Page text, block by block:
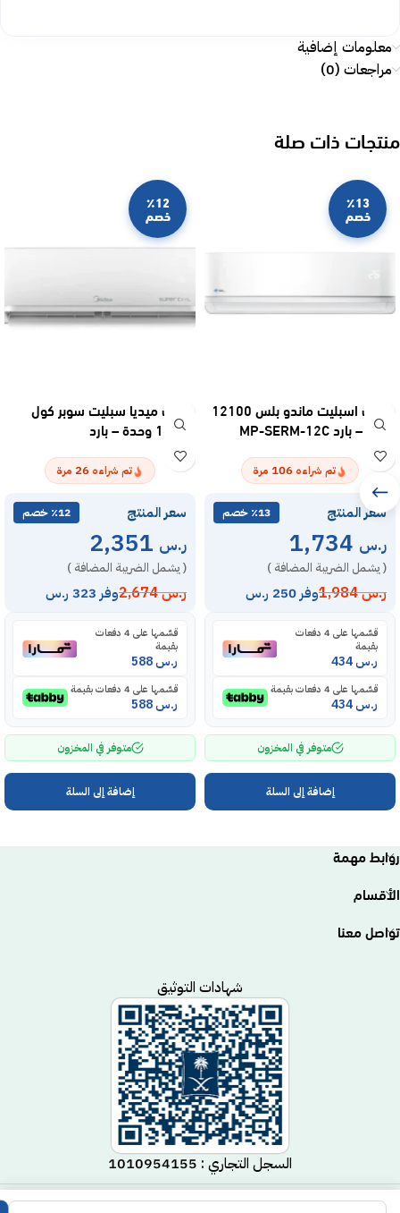
معلومات إضافية
مراجعات (0)
منتجات ذات صلة
٪13
خصم
مكيف اسبليت ماندو بلس 12100
وحدة – بارد MP-SERM-12C
تم شراءه 106 مرة
سعر المنتج ٪13 خصم
ر.س
( يشمل الضريبة المضافة )
ر.س1,984 وفر 250 ر.س
قسّمها على 4 دفعات
بقيمة
ر.س
قسّمها على 4 دفعات بقيمة
ر.س
متوفر في المخزون
إضافة إلى السلة
٪12
خصم
مكيف ميديا سبليت سوبر كول
18300 وحدة – بارد
MSTS18CRNAG15
تم شراءه 26 مرة
سعر المنتج ٪12 خصم
ر.س
( يشمل الضريبة المضافة )
ر.س2,674 وفر 323 ر.س
قسّمها على 4 دفعات
بقيمة
ر.س
قسّمها على 4 دفعات بقيمة
ر.س
متوفر في المخزون
إضافة إلى السلة
روابط مهمة
الأقسام
تواصل معنا
شهادات التوثيق
السجل التجاري : 1010954155
جميع الحقوق محفوظة لـمتجر مكيف© 2025.